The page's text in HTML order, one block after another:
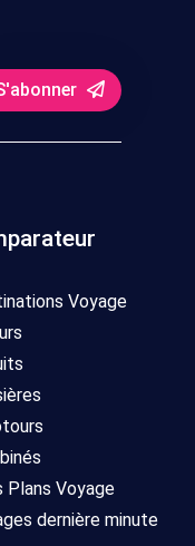
Voyage
Plans Voyage
dernière minute